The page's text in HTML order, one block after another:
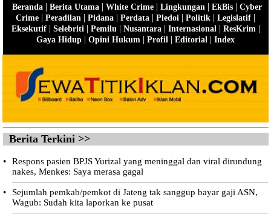
Beranda| Berita Utama| White Crime| Lingkungan | EkBis| Cyber
Crime | Peradilan | Pidana | Perdata | Pledoi | Politik | Legislatif |
Eksekutif| Selebriti | Pemilu | Nusantara| Internasional | ResKrim |
Gaya Hidup | Opini Hukum | Profil | Editorial | Index
Berita Terkini >>
•
Respons pasien BPJS Yurizal yang meninggal dan viral dirundung
nakes, Menkes: Saya merasa gagal
•
Sejumlah pemkab/pemkot di Jateng tak sanggup bayar gaji ASN,
Wagub: Sudah kita laporkan ke pusat